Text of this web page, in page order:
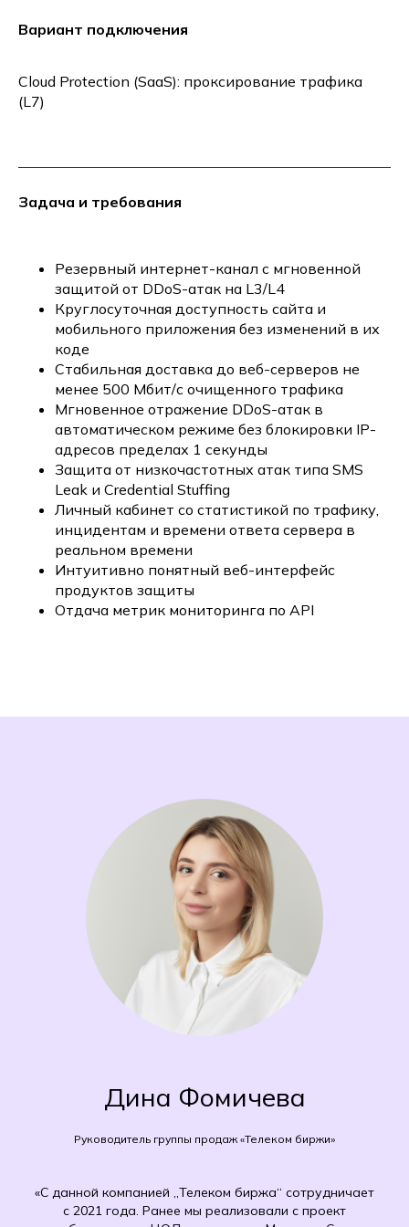
Вариант подключения
Cloud Protection (SaaS): проксирование трафика
(L7)
Задача и требования
Резервный интернет-канал с мгновенной
защитой от DDoS-атак на L3/L4
Круглосуточная доступность сайта и
мобильного приложения без изменений в их
коде
Стабильная доставка до веб-серверов не
менее 500 Мбит/с очищенного трафика
Мгновенное отражение DDoS-атак в
автоматическом режиме без блокировки IP-
адресов пределах 1 секунды
Защита от низкочастотных атак типа SMS
Leak и Credential Stuffing
Личный кабинет со статистикой по трафику,
инцидентам и времени ответа сервера в
реальном времени
Интуитивно понятный веб-интерфейс
продуктов защиты
Отдача метрик мониторинга по API
Дина Фомичева
Руководитель группы продаж «Телеком биржи»
«С данной компанией „Телеком биржа“ сотрудничает
с 2021 года. Ранее мы реализовали с проект